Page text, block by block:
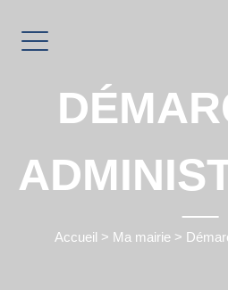
Accueil > Ma mairie>